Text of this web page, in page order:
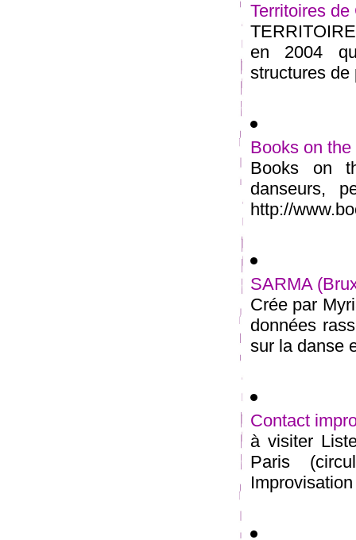
Territoires de
en 2004
structures de
Books on the
Books on
danseurs,
http://
SARMA
Crée par
données
sur la danse
Contact
à visiter
Paris